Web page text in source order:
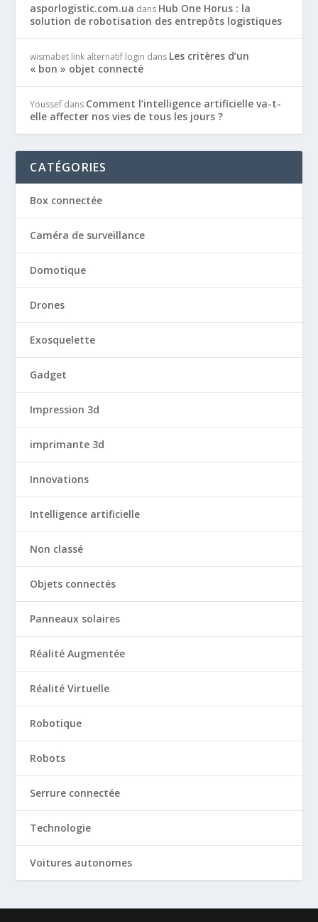
asporlogistic.com.ua dans Hub One Horus : la
solution de robotisation des entrepôts logistiques
wismabet link alternatif login dans Les critères d’un
« bon » objet connecté
Youssef dans Comment l’intelligence artificielle va-t-
elle affecter nos vies de tous les jours ?
CATÉGORIES
Box connectée
Caméra de surveillance
Domotique
Drones
Exosquelette
Gadget
Impression 3d
imprimante 3d
Innovations
Intelligence artificielle
Non classé
Objets connectés
Panneaux solaires
Réalité Augmentée
Réalité Virtuelle
Robotique
Robots
Serrure connectée
Technologie
Voitures autonomes